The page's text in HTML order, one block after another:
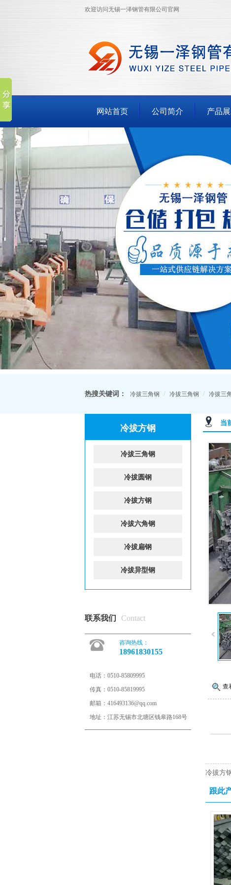
欢迎访问无锡一泽钢管有限公司官网
网站首页 公司简介 产品
热搜关键词： 冷拔三角钢 / 冷拔三角钢 / 冷拔三
当
查
冷拔方
跟此
冷拔方钢
冷拔三角钢
冷拔圆钢
冷拔方钢
冷拔六角钢
冷拔扁钢
冷拔异型钢
联系我们 Contact
咨询热线：
18961830155
电话： 0510-85809995
传真： 0510-85819995
邮箱： 416493136@qq.com
地址： 江苏无锡市北塘区钱皋路168号